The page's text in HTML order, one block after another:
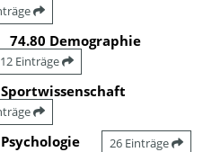
74.80 Demographie
12 Einträge
26 Einträge